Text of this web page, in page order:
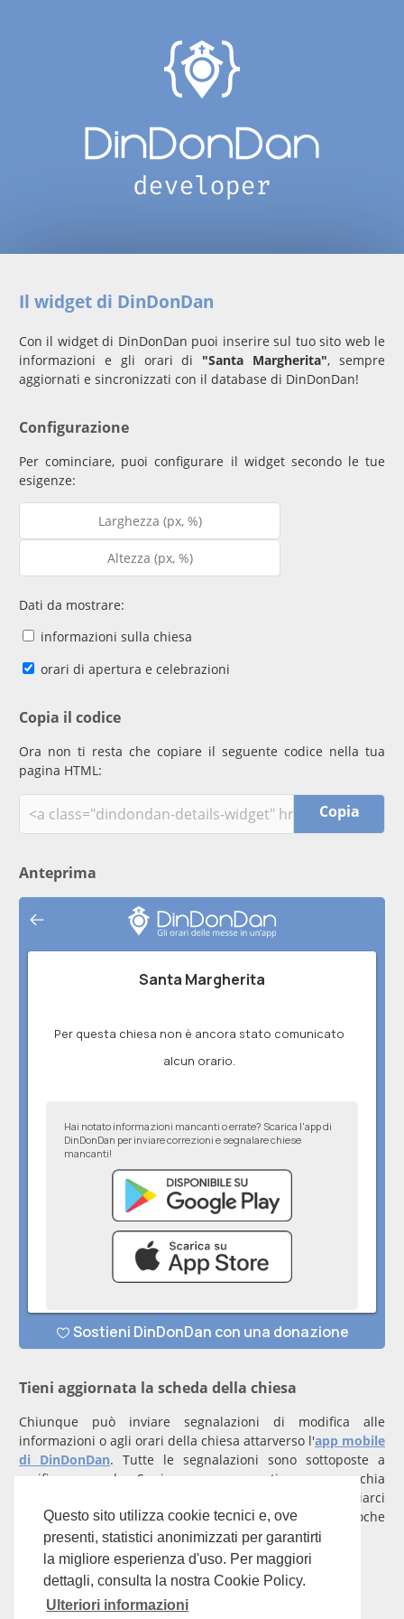
Questo sito utilizza cookie tecnici e, ove
presenti, statistici anonimizzati per garantirti
la migliore esperienza d'uso. Per maggiori
dettagli, consulta la nostra Cookie Policy.
Ulteriori informazioni
Il widget di DinDonDan
Con il widget di DinDonDan puoi inserire sul tuo sito web le
informazioni e gli orari di "Santa Margherita", sempre
aggiornati e sincronizzati con il database di DinDonDan!
Configurazione
Per cominciare, puoi configurare il widget secondo le tue
esigenze:
Dati da mostrare:
informazioni sulla chiesa
orari di apertura e celebrazioni
Copia il codice
Ora non ti resta che copiare il seguente codice nella tua
pagina HTML:
Copia
Anteprima
Tieni aggiornata la scheda della chiesa
Chiunque può inviare segnalazioni di modifica alle
informazioni o agli orari della chiesa attarverso l'app mobile
di DinDonDan. Tutte le segnalazioni sono sottoposte a
verifica manuale. Se invece rappresenti una parrocchia
con un account verificato per inviarci
comunicazioni prioritarie che saranno gestite entro poche
Per qualunque domanda scrivi ainfo@dindondan.app